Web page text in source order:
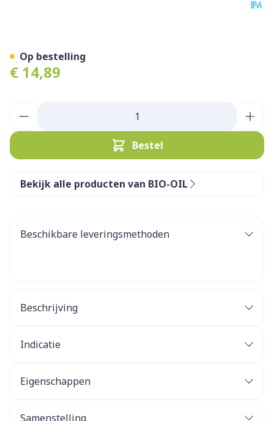
€ 14,89
Bestel
Op bestelling
Bekijk alle producten van BIO-OIL
Beschikbare leveringsmethoden
Beschrijving
Indicatie
Eigenschappen
Samenstelling